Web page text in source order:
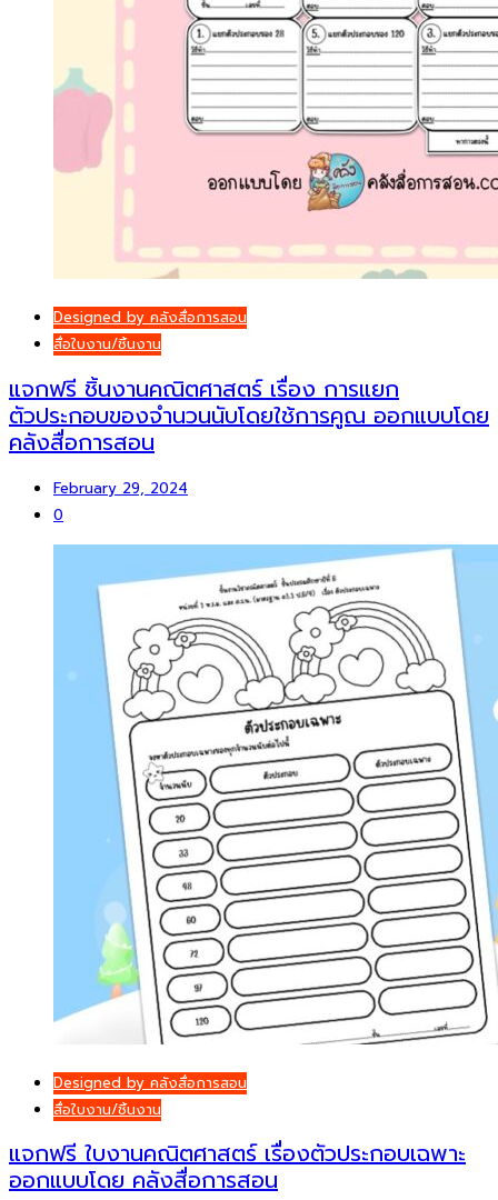
Designed by คลังสื่อการสอน
สื่อใบงาน/ชิ้นงาน
แจกฟรี ชิ้นงานคณิตศาสตร์ เรื่อง การแยก
ตัวประกอบของจำนวนนับโดยใช้การคูณ ออกแบบโดย
คลังสื่อการสอน
February 29, 2024
0
Designed by คลังสื่อการสอน
สื่อใบงาน/ชิ้นงาน
แจกฟรี ใบงานคณิตศาสตร์ เรื่องตัวประกอบเฉพาะ
ออกแบบโดย คลังสื่อการสอน